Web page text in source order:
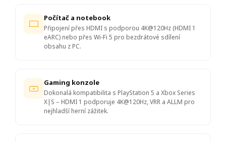
Počítač a notebook
Připojení přes HDMI s podporou 4K@120Hz (HDMI 1
eARC) nebo přes Wi-Fi 5 pro bezdrátové sdílení
obsahu z PC.
Gaming konzole
Dokonalá kompatibilita s PlayStation 5 a Xbox Series
X|S – HDMI 1 podporuje 4K@120Hz, VRR a ALLM pro
nejhladší herní zážitek.